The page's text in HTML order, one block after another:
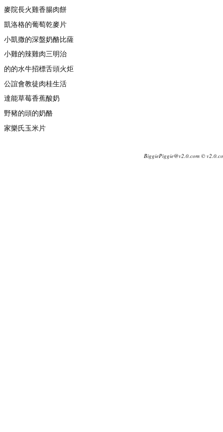
麥院長火雞香腸肉餅
凱洛格的葡萄乾麥片
小凱撒的深盤奶酪比薩
小雞的辣雞肉三明治
的的水牛招標舌頭火炬
公誼會教徒肉桂生活
達能草莓香蕉酸奶
野豬的頭的奶酪
家樂氏玉米片
BiggiePiggie@v2.0.com ©